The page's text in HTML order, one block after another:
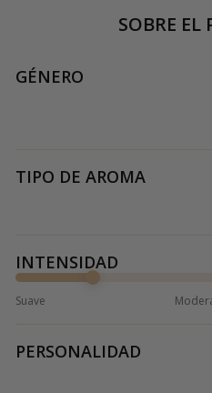
SOBRE EL
GÉNERO
TIPO DE AROMA
INTENSIDAD
Suave
PERSONALIDAD